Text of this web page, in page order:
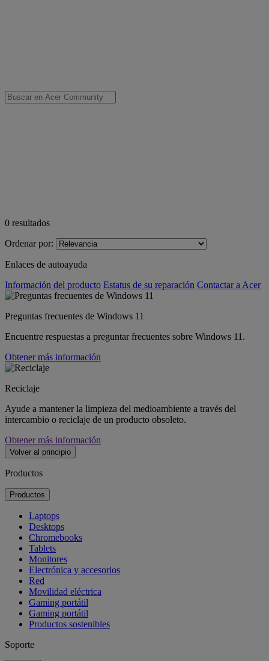
0 resultados
Ordenar por:
Enlaces de autoayuda
Información del producto Estatus de su reparación Contactar a Acer
Preguntas frecuentes de Windows 11
Encuentre respuestas a preguntar frecuentes sobre Windows 11.
Obtener más información
Reciclaje
Ayude a mantener la limpieza del medioambiente a través del
intercambio o reciclaje de un producto obsoleto.
Obtener más información
Volver al principio
Productos
Productos
Laptops
Desktops
Chromebooks
Tablets
Monitores
Electrónica y accesorios
Red
Movilidad eléctrica
Gaming portátil
Gaming portátil
Productos sostenibles
Soporte